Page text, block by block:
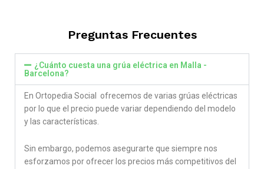
Preguntas Frecuentes
¿Cuánto cuesta una grúa eléctrica en Malla -
Barcelona?
En Ortopedia Social ofrecemos de varias grúas eléctricas
por lo que el precio puede variar dependiendo del modelo
y las características.
Sin embargo, podemos asegurarte que siempre nos
esforzamos por ofrecer los precios más competitivos del